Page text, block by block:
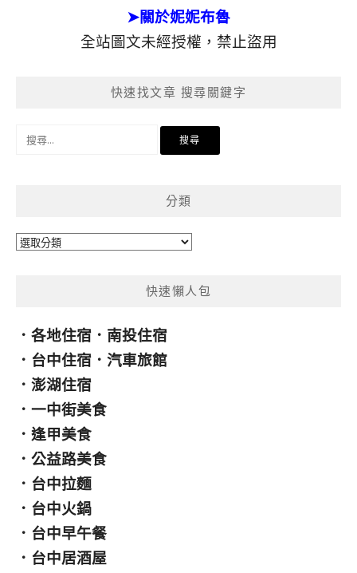
➤關於妮妮布魯
全站圖文未經授權，禁止盜用
快速找文章 搜尋關鍵字
分類
分
快速懶人包
． 各地住宿 ． 南投住宿
． 台中住宿 ． 汽車旅館
． 澎湖住宿
． 一中街美食
． 逢甲美食
． 公益路美食
． 台中拉麵
． 台中火鍋
． 台中早午餐
． 台中居酒屋